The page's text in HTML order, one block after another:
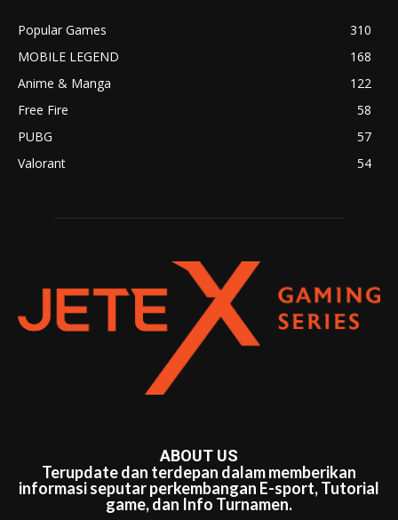
Popular Games
310
MOBILE LEGEND
168
Anime & Manga
122
Free Fire
58
PUBG
57
Valorant
54
ABOUT US
Terupdate dan terdepan dalam memberikan
informasi seputar perkembangan E-sport, Tutorial
game, dan Info Turnamen.